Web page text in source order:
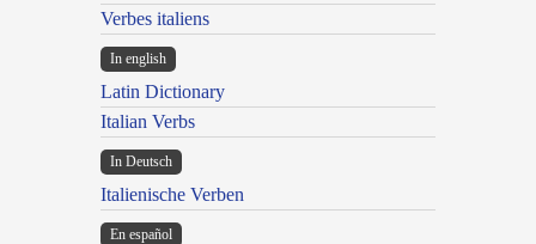
Verbes italiens
In english
Latin Dictionary
Italian Verbs
In Deutsch
Italienische Verben
En español